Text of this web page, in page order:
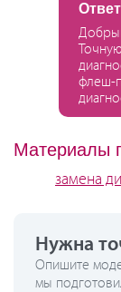
флеш-
Материалы
замена
Нужна
Опишите
мы